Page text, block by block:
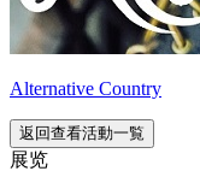
Alternative Country
返回查看活動一覧
展览